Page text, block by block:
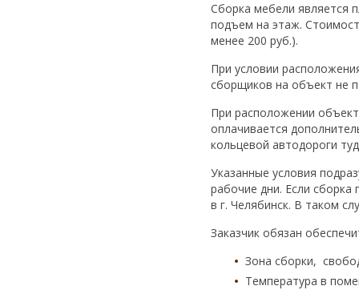
Сборка мебели является
подъем на этаж.
менее 200 руб.).
При условии
сборщиков на объект не
При расположении
оплачивается
кольцевой автодороги
Указанные условия
рабочие дни. Если
в г. Челябинск. В таком
Заказчик обязан
Зона сборки,
Температура в